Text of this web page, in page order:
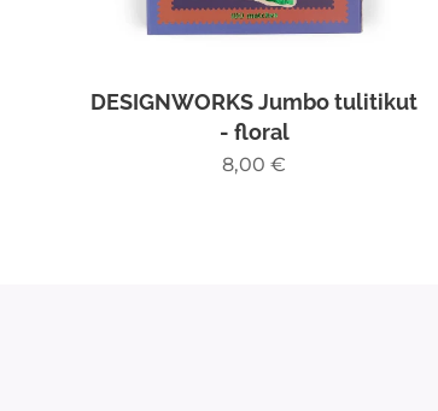
DESIGNWORKS Jumbo tulitikut
- floral
8,00 €